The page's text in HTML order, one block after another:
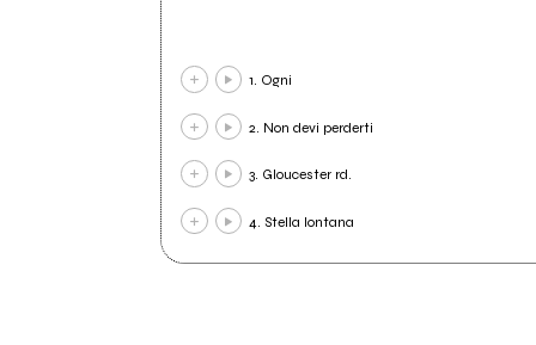
1. Ogni
2. Non devi perderti
3. Gloucester rd.
4. Stella lontana